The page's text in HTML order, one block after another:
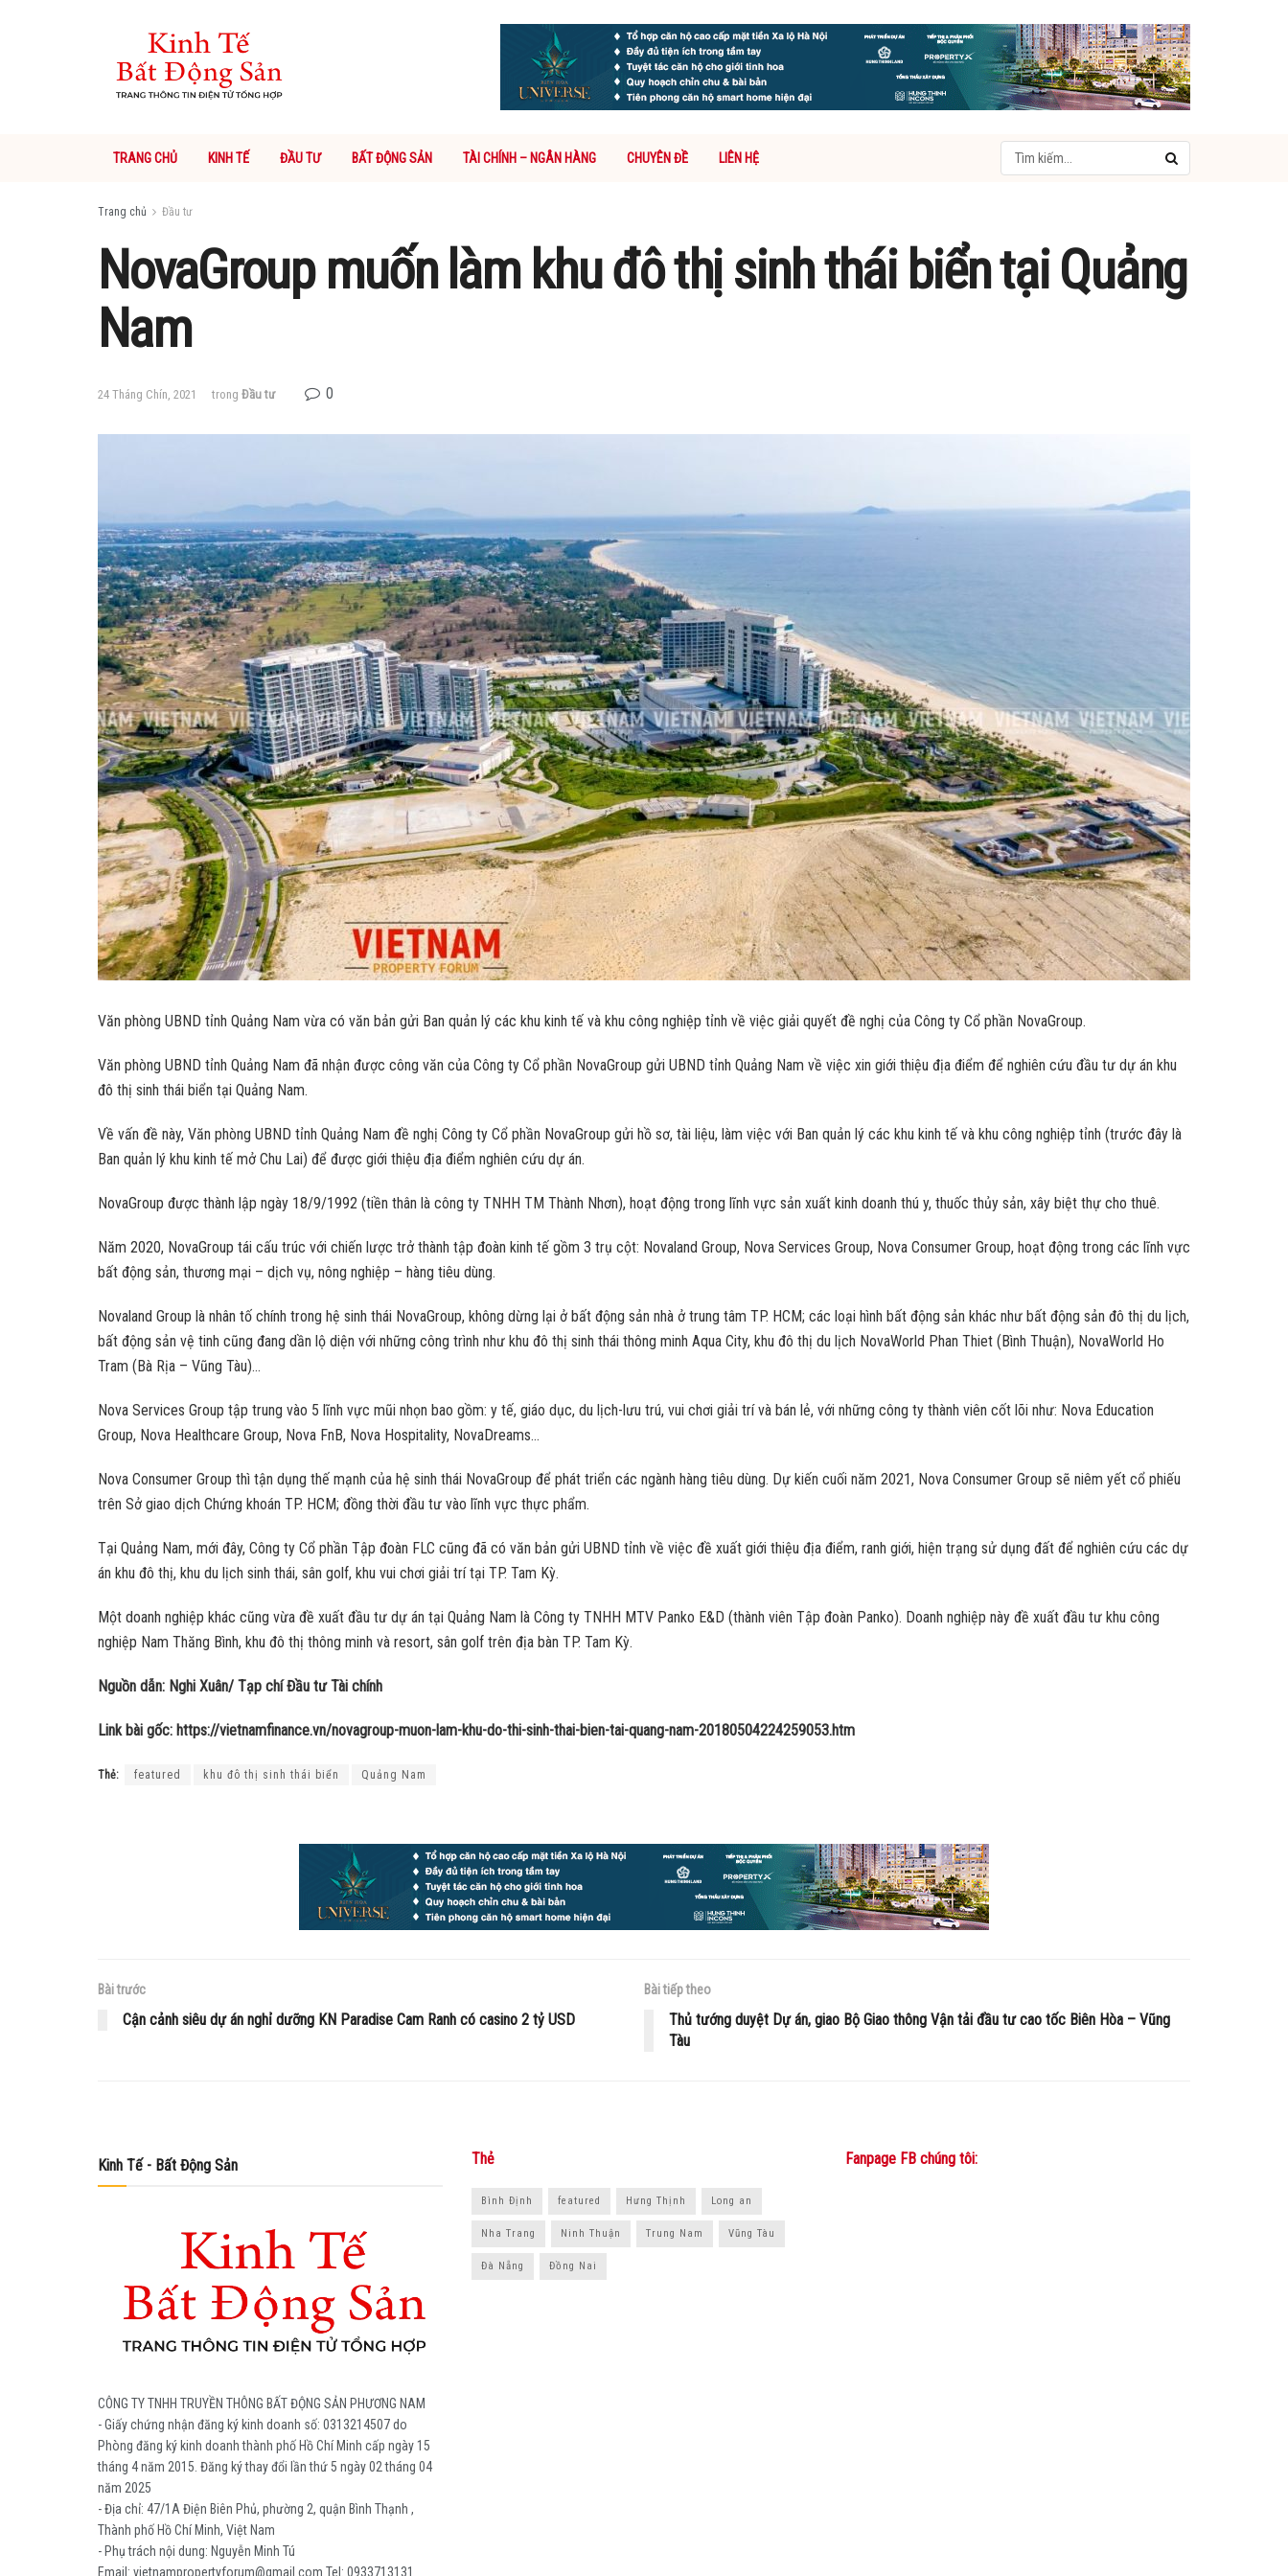
TRANG CHỦ KINH TẾ ĐẦU TƯ BẤT ĐỘNG SẢN TÀI CHÍNH – NGÂN HÀNG CHUYÊN ĐỀ LIÊN HỆ
Trang chủ Đầu tư
NovaGroup muốn làm khu đô thị sinh thái biển tại Quảng
Nam
24 Tháng Chín, 2021 trong Đầu tư 0
Văn phòng UBND tỉnh Quảng Nam vừa có văn bản gửi Ban quản lý các khu kinh tế và khu công nghiệp tỉnh về việc giải quyết đề nghị của Công ty Cổ phần NovaGroup.
Văn phòng UBND tỉnh Quảng Nam đã nhận được công văn của Công ty Cổ phần NovaGroup gửi UBND tỉnh Quảng Nam về việc xin giới thiệu địa điểm để nghiên cứu đầu tư dự án khu
đô thị sinh thái biển tại Quảng Nam.
Về vấn đề này, Văn phòng UBND tỉnh Quảng Nam đề nghị Công ty Cổ phần NovaGroup gửi hồ sơ, tài liệu, làm việc với Ban quản lý các khu kinh tế và khu công nghiệp tỉnh (trước đây là
Ban quản lý khu kinh tế mở Chu Lai) để được giới thiệu địa điểm nghiên cứu dự án.
NovaGroup được thành lập ngày 18/9/1992 (tiền thân là công ty TNHH TM Thành Nhơn), hoạt động trong lĩnh vực sản xuất kinh doanh thú y, thuốc thủy sản, xây biệt thự cho thuê.
Năm 2020, NovaGroup tái cấu trúc với chiến lược trở thành tập đoàn kinh tế gồm 3 trụ cột: Novaland Group, Nova Services Group, Nova Consumer Group, hoạt động trong các lĩnh vực
bất động sản, thương mại – dịch vụ, nông nghiệp – hàng tiêu dùng.
Novaland Group là nhân tố chính trong hệ sinh thái NovaGroup, không dừng lại ở bất động sản nhà ở trung tâm TP. HCM; các loại hình bất động sản khác như bất động sản đô thị du lịch,
bất động sản vệ tinh cũng đang dần lộ diện với những công trình như khu đô thị sinh thái thông minh Aqua City, khu đô thị du lịch NovaWorld Phan Thiet (Bình Thuận), NovaWorld Ho
Tram (Bà Rịa – Vũng Tàu)…
Nova Services Group tập trung vào 5 lĩnh vực mũi nhọn bao gồm: y tế, giáo dục, du lịch-lưu trú, vui chơi giải trí và bán lẻ, với những công ty thành viên cốt lõi như: Nova Education
Group, Nova Healthcare Group, Nova FnB, Nova Hospitality, NovaDreams…
Nova Consumer Group thì tận dụng thế mạnh của hệ sinh thái NovaGroup để phát triển các ngành hàng tiêu dùng. Dự kiến cuối năm 2021, Nova Consumer Group sẽ niêm yết cổ phiếu
trên Sở giao dịch Chứng khoán TP. HCM; đồng thời đầu tư vào lĩnh vực thực phẩm.
Tại Quảng Nam, mới đây, Công ty Cổ phần Tập đoàn FLC cũng đã có văn bản gửi UBND tỉnh về việc đề xuất giới thiệu địa điểm, ranh giới, hiện trạng sử dụng đất để nghiên cứu các dự
án khu đô thị, khu du lịch sinh thái, sân golf, khu vui chơi giải trí tại TP. Tam Kỳ.
Một doanh nghiệp khác cũng vừa đề xuất đầu tư dự án tại Quảng Nam là Công ty TNHH MTV Panko E&D (thành viên Tập đoàn Panko). Doanh nghiệp này đề xuất đầu tư khu công
nghiệp Nam Thăng Bình, khu đô thị thông minh và resort, sân golf trên địa bàn TP. Tam Kỳ.
Nguồn dẫn: Nghi Xuân/ Tạp chí Đầu tư Tài chính
Link bài gốc: https://vietnamfinance.vn/novagroup-muon-lam-khu-do-thi-sinh-thai-bien-tai-quang-nam-20180504224259053.htm
Thẻ: featured khu đô thị sinh thái biển Quảng Nam
Bài trước
Cận cảnh siêu dự án nghỉ dưỡng KN Paradise Cam Ranh có casino 2 tỷ USD
Bài tiếp theo
Thủ tướng duyệt Dự án, giao Bộ Giao thông Vận tải đầu tư cao tốc Biên Hòa – Vũng
Tàu
Kinh Tế - Bất Động Sản
CÔNG TY TNHH TRUYỀN THÔNG BẤT ĐỘNG SẢN PHƯƠNG NAM
- Giấy chứng nhận đăng ký kinh doanh số: 0313214507 do
Phòng đăng ký kinh doanh thành phố Hồ Chí Minh cấp ngày 15
tháng 4 năm 2015. Đăng ký thay đổi lần thứ 5 ngày 02 tháng 04
năm 2025
- Địa chỉ: 47/1A Điện Biên Phủ, phường 2, quận Bình Thạnh ,
Thành phố Hồ Chí Minh, Việt Nam
- Phụ trách nội dung: Nguyễn Minh Tú
Email: vietnampropertyforum@gmail.com Tel: ‭0933713131
Thẻ
Bình Định featured Hưng Thịnh Long an
Nha Trang Ninh Thuận Trung Nam Vũng Tàu
Đà Nẵng Đồng Nai
Fanpage FB chúng tôi: